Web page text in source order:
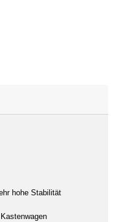
hohe Stabilität